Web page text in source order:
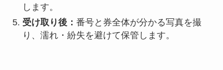
します。
受け取り後： 番号と券全体が分かる写真を撮
り、濡れ・紛失を避けて保管します。